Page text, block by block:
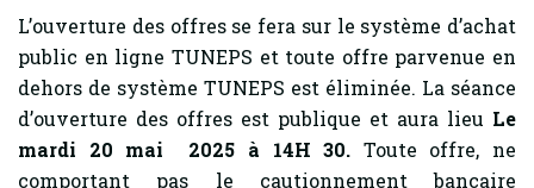
L’ouverture des offres se fera sur le système d’achat
public en ligne TUNEPS et toute offre parvenue en
dehors de système TUNEPS est éliminée. La séance
d’ouverture des offres est publique et aura lieu Le
mardi 20 mai 2025 à 14H 30. Toute offre, ne
comportant pas le cautionnement bancaire